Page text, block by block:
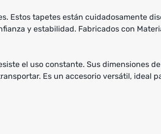
Estos tapetes están cuidadosamente
y estabilidad. Fabricados con
el uso constante. Sus dimensiones
Es un accesorio versátil, ideal